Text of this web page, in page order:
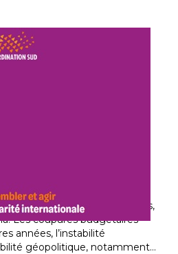
des difficultés profondes,
Les coupures budgétaires
années, l’instabilité
géopolitique, notamment…